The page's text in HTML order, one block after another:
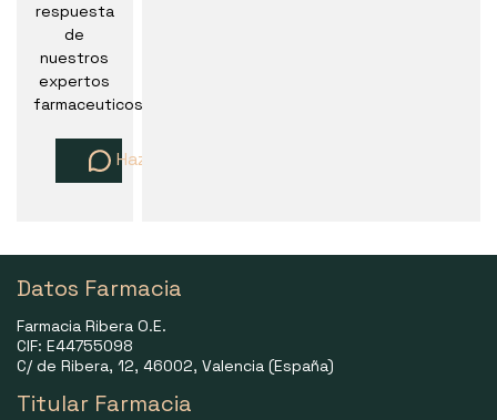
respuesta
de
nuestros
expertos
farmaceuticos
Haz una pregunta
Datos Farmacia
Farmacia Ribera O.E.
CIF: E44755098
C/ de Ribera, 12, 46002, Valencia (España)
Titular Farmacia